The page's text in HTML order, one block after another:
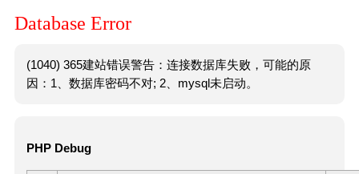
Database Error
(1040) 365建站错误警告：连接数据库失败，可能的原
因：1、数据库密码不对; 2、mysql未启动。
PHP Debug